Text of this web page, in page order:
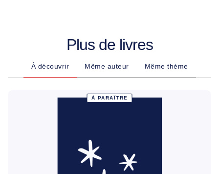
Plus de livres
À découvrir Même auteur Même thème
À PARAÎTRE